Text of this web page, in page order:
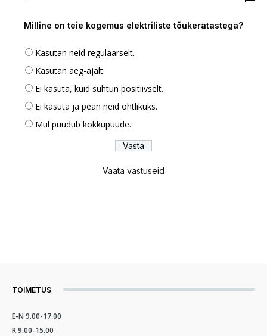
Milline on teie kogemus elektriliste tõukeratastega?
Kasutan neid regulaarselt.
Kasutan aeg-ajalt.
Ei kasuta, kuid suhtun positiivselt.
Ei kasuta ja pean neid ohtlikuks.
Mul puudub kokkupuude.
Vaata vastuseid
TOIMETUS
E-N 9.00-17.00
R 9.00-15.00